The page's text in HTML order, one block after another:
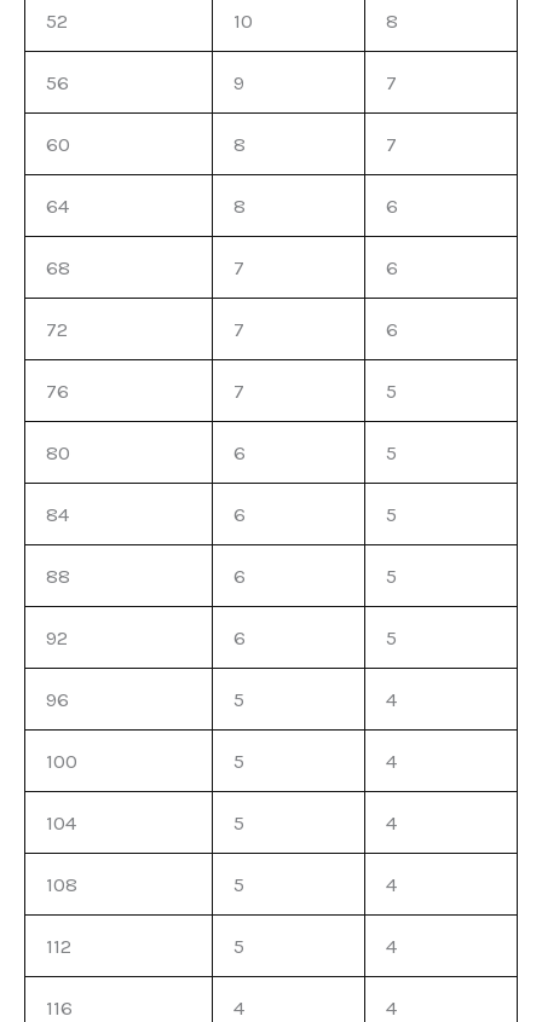
52 10 8
56 9 7
60 8 7
64 8 6
68 7 6
72 7 6
76 7 5
80 6 5
84 6 5
88 6 5
92 6 5
96 5 4
100 5 4
104 5 4
108 5 4
112 5 4
116 4 4